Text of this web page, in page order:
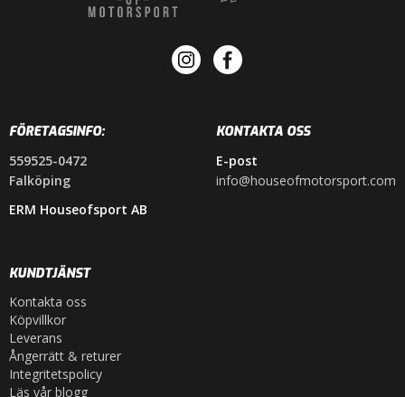
FÖRETAGSINFO:
559525-0472
Falköping
ERM Houseofsport AB
KONTAKTA OSS
E-post
info@houseofmotorsport.com
KUNDTJÄNST
Kontakta oss
Köpvillkor
Leverans
Ångerrätt & returer
Integritetspolicy
Läs vår blogg